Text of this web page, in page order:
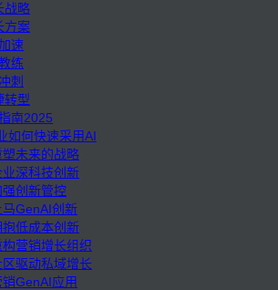
战略
方案
速
练
刺
转型
南2025
如何快速采用AI
塑未来的战略
业深科技创新
强创新管控
马GenAI创新
抱低成本创新
构营销增长组织
区驱动私域增长
销GenAI应用